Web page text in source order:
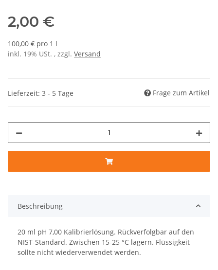
2,00 €
100,00 € pro 1 l
inkl. 19% USt. , zzgl. Versand
Lieferzeit: 3 - 5 Tage Frage zum Artikel
Beschreibung
20 ml pH 7,00 Kalibrierlösung. Rückverfolgbar auf den
NIST-Standard. Zwischen 15-25 °C lagern. Flüssigkeit
sollte nicht wiederverwendet werden.